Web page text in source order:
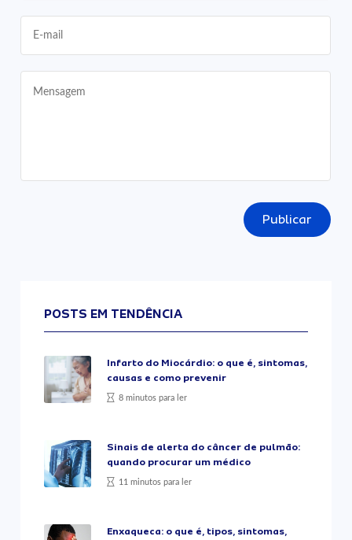
Publicar
POSTS EM TENDÊNCIA
Infarto do Miocárdio: o que é, sintomas,
causas e como prevenir
8 minutos para ler
Sinais de alerta do câncer de pulmão:
quando procurar um médico
11 minutos para ler
Enxaqueca: o que é, tipos, sintomas,